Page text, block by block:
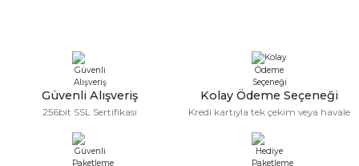
Ürün resmi kalitesiz, bozuk veya görüntülenemiyor.
Ürün açıklamasında eksik bilgiler bulunuyor.
Ürün bilgilerinde hatalar bulunuyor.
Ürün fiyatı diğer sitelerden daha pahalı.
Bu ürüne benzer farklı alternatifler olmalı.
Deneyimini Paylaş
Güvenli Alışveriş
256bit SSL Sertifikası
Kolay Ödeme Seçeneği
Kredi kartıyla tek çekim veya havale